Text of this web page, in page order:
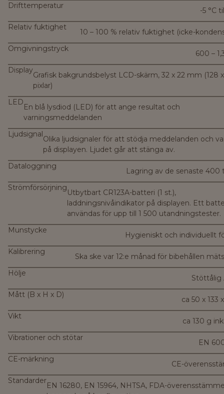
Drifttemperatur
-5 °C
Relativ fuktighet
10 – 100 % relativ fuktighet (icke-
Omgivningstryck
600 –
Display
Grafisk bakgrundsbelyst LCD-skärm, 32 x 22 mm (128
pixlar)
LED
En blå lysdiod (LED) för att ange resultat och
varningsmeddelanden
Ljudsignal
Olika ljudsignaler för att stödja meddelanden och
på displayen. Ljudet går att stänga av.
Dataloggning
Lagring av de senaste 400
Strömförsörjning
Utbytbart CR123A-batteri (1 st.),
laddningsnivåindikator på displayen. Ett
användas för upp till 1 500 utandningstester.
Munstycke
Hygieniskt och individuellt
Kalibrering
Ska ske var 12:e månad för bibehållen
Hölje
Stöttålig
Mått (B x H x D)
ca 50 x 133
Vikt
ca 130 g
Vibrationer och stötar
EN
CE-märkning
CE-
Standarder
EN 16280, EN 15964, NHTSA, FDA-